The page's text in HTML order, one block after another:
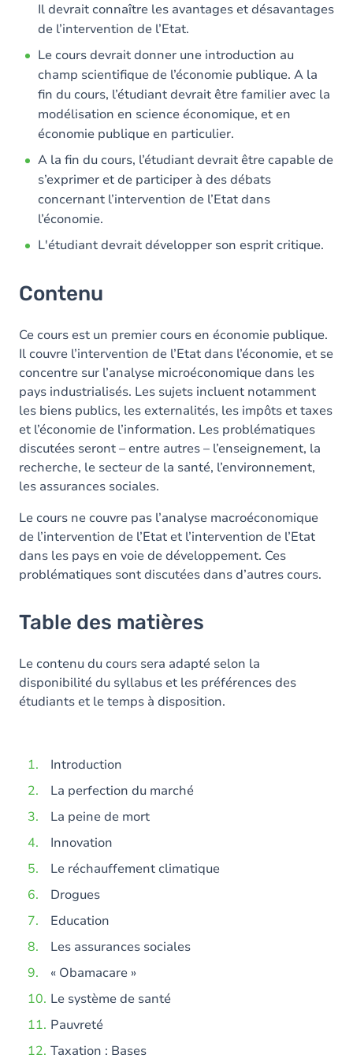
Il devrait connaître les avantages et désavantages
de l’intervention de l’Etat.
Le cours devrait donner une introduction au
champ scientifique de l’économie publique. A la
fin du cours, l’étudiant devrait être familier avec la
modélisation en science économique, et en
économie publique en particulier.
A la fin du cours, l’étudiant devrait être capable de
s’exprimer et de participer à des débats
concernant l’intervention de l’Etat dans
l’économie.
L'étudiant devrait développer son esprit critique.
Contenu
Ce cours est un premier cours en économie publique.
Il couvre l’intervention de l’Etat dans l’économie, et se
concentre sur l’analyse microéconomique dans les
pays industrialisés. Les sujets incluent notamment
les biens publics, les externalités, les impôts et taxes
et l’économie de l’information. Les problématiques
discutées seront – entre autres – l’enseignement, la
recherche, le secteur de la santé, l’environnement,
les assurances sociales.
Le cours ne couvre pas l’analyse macroéconomique
de l’intervention de l’Etat et l’intervention de l’Etat
dans les pays en voie de développement. Ces
problématiques sont discutées dans d’autres cours.
Table des matières
Le contenu du cours sera adapté selon la
disponibilité du syllabus et les préférences des
étudiants et le temps à disposition.
Introduction
La perfection du marché
La peine de mort
Innovation
Le réchauffement climatique
Drogues
Education
Les assurances sociales
« Obamacare »
Le système de santé
Pauvreté
Taxation : Bases